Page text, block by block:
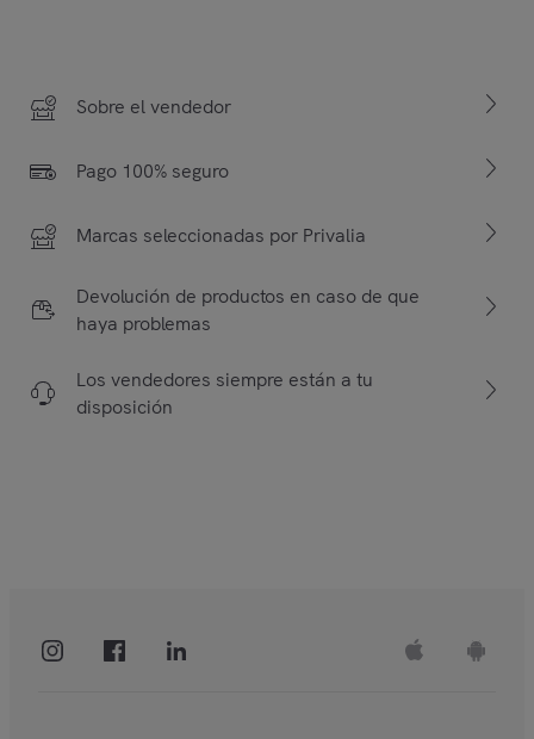
Sobre el vendedor
Pago 100% seguro
Marcas seleccionadas por Privalia
Devolución de productos en caso de que
haya problemas
Los vendedores siempre están a tu
disposición